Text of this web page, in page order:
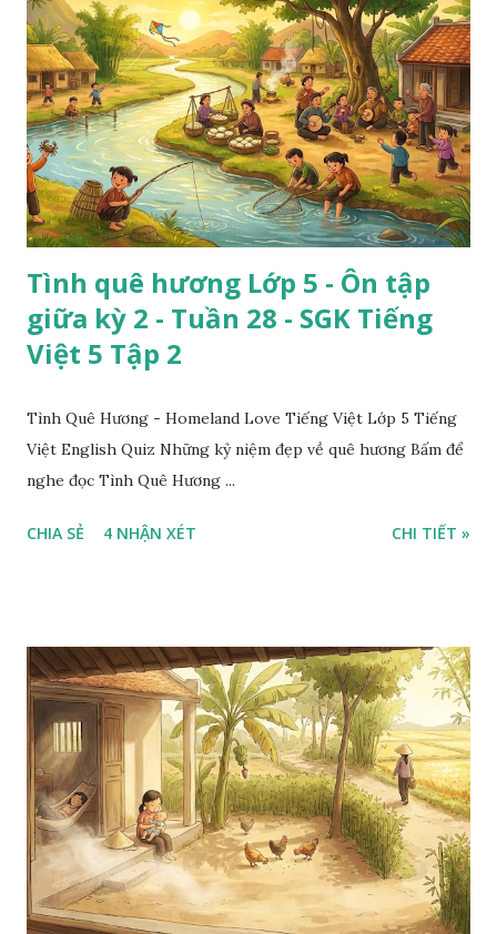
Tình quê hương Lớp 5 - Ôn tập
giữa kỳ 2 - Tuần 28 - SGK Tiếng
Việt 5 Tập 2
Tình Quê Hương - Homeland Love Tiếng Việt Lớp 5 Tiếng
Việt English Quiz Những kỷ niệm đẹp về quê hương Bấm để
nghe đọc Tình Quê Hương ...
CHIA SẺ 4 NHẬN XÉT CHI TIẾT »